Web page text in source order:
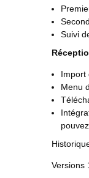
Suivi
Import
Menu
Versions